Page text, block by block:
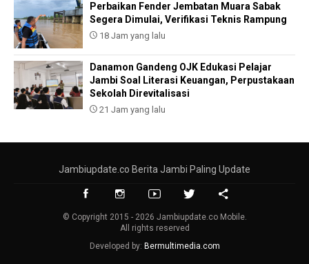
Perbaikan Fender Jembatan Muara Sabak
Segera Dimulai, Verifikasi Teknis Rampung
18 Jam yang lalu
Danamon Gandeng OJK Edukasi Pelajar
Jambi Soal Literasi Keuangan, Perpustakaan
Sekolah Direvitalisasi
21 Jam yang lalu
Jambiupdate.co Berita Jambi Paling Update
© Copyright 2015 - 2026 Jambiupdate.co Mobile.
All rights reserved
Developed by: Bermultimedia.com